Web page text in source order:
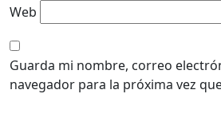
Web
Guarda mi nombre, correo
navegador para la próxima vez